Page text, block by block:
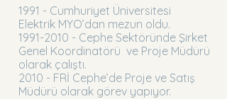
1991 - Cumhuriyet Üniversitesi
Elektrik MYO’dan mezun oldu.
1991-2010 - Cephe Sektöründe Şirket
Genel Koordinatörü ve Proje Müdürü
olarak çalıştı.
2010 - FRİ Cephe’de Proje ve Satış
Müdürü olarak görev yapıyor.